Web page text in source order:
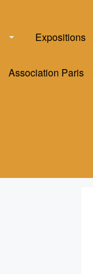
Expositions
Association Paris